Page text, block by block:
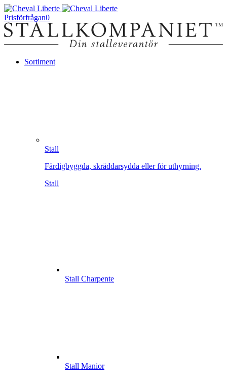
Prisförfrågan0
Sortiment
Stall
Färdigbyggda, skräddarsydda eller för uthyrning.
Stall
Stall Charpente
Stall Manior